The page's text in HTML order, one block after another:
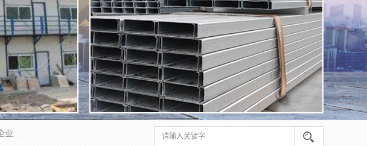
郑州鑫纵建材有限公司供应阳光板，彩钢板，彩钢钢构工程是一家集生产销售租赁安装于一体的企业，主要生产PC采光板，耐力板，仿古琉璃采光板，岩棉板、彩钢压型板、镀锌压型板、桁架楼承板，C、Z型钢檩条、围挡板、轻钢结构，阳光温室大棚等新型建材产品。公司旗下有多台移动式高空压瓦机租赁，承接全国各地业务，专业对外租赁各种型号压瓦机。